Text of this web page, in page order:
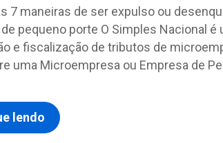
7 maneiras de ser expulso ou
pequeno porte O Simples Nacional
e fiscalização de tributos de
uma Microempresa ou Empresa de
lendo